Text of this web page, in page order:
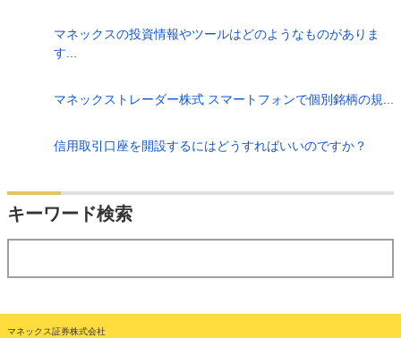
マネックスの投資情報やツールはどのようなものがありま
す...
マネックストレーダー株式 スマートフォンで個別銘柄の規...
信用取引口座を開設するにはどうすればいいのですか？
キーワード検索
マネックス証券株式会社